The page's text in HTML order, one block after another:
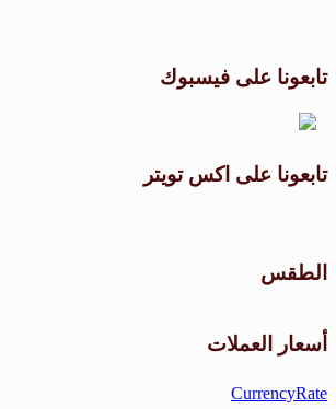
تابعونا على فيسبوك
تابعونا على اكس تويتر
الطقس
أسعار العملات
CurrencyRate